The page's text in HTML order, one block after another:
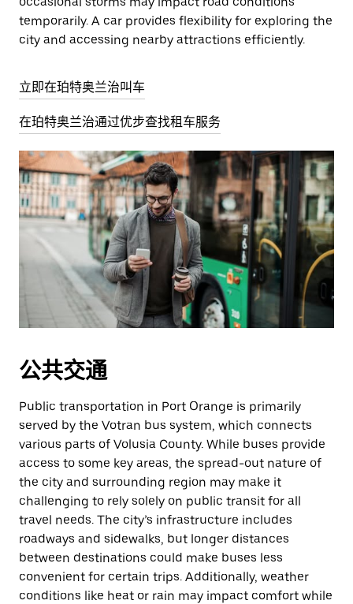
temporarily. A car provides flexibility for exploring the
city and accessing nearby attractions efficiently.
立即在珀特奥兰治叫车
在珀特奥兰治通过优步查找租车服务
公共交通
Public transportation in Port Orange is primarily
served by the Votran bus system, which connects
various parts of Volusia County. While buses provide
access to some key areas, the spread-out nature of
the city and surrounding region may make it
challenging to rely solely on public transit for all
travel needs. The city’s infrastructure includes
roadways and sidewalks, but longer distances
between destinations could make buses less
convenient for certain trips. Additionally, weather
conditions like heat or rain may impact comfort while